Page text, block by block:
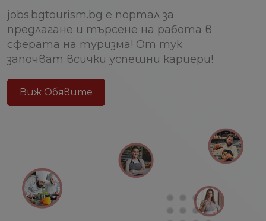
jobs.bgtourism.bg е портал за
предлагане и търсене на работа в
сферата на туризма! От тук
започват всички успешни кариери!
Виж Обявите